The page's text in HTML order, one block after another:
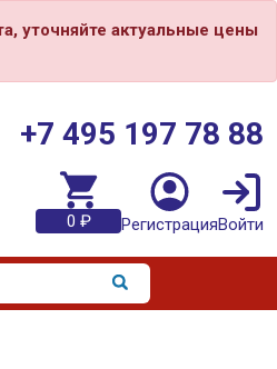
уточняйте актуальные цены
+7 495 197 78 88
0 ₽ РегистрацияВойти